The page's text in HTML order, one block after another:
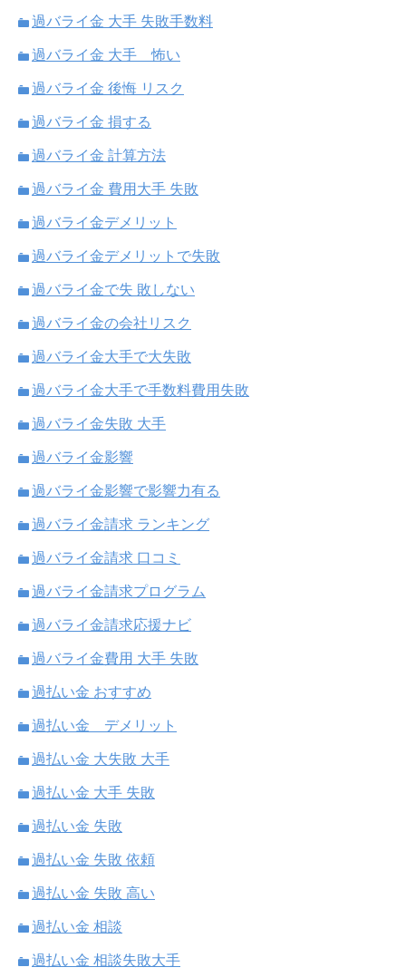
過バライ金 大手 失敗手数料
過バライ金 大手 怖い
過バライ金 後悔 リスク
過バライ金 損する
過バライ金 計算方法
過バライ金 費用大手 失敗
過バライ金デメリット
過バライ金デメリットで失敗
過バライ金で失 敗しない
過バライ金の会社リスク
過バライ金大手で大失敗
過バライ金大手で手数料費用失敗
過バライ金失敗 大手
過バライ金影響
過バライ金影響で影響力有る
過バライ金請求 ランキング
過バライ金請求 口コミ
過バライ金請求プログラム
過バライ金請求応援ナビ
過バライ金費用 大手 失敗
過払い金 おすすめ
過払い金 デメリット
過払い金 大失敗 大手
過払い金 大手 失敗
過払い金 失敗
過払い金 失敗 依頼
過払い金 失敗 高い
過払い金 相談
過払い金 相談失敗大手